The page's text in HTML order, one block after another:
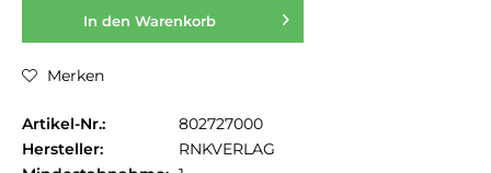
In den Warenkorb
Merken
Artikel-Nr.:
802727000
Hersteller:
RNKVERLAG